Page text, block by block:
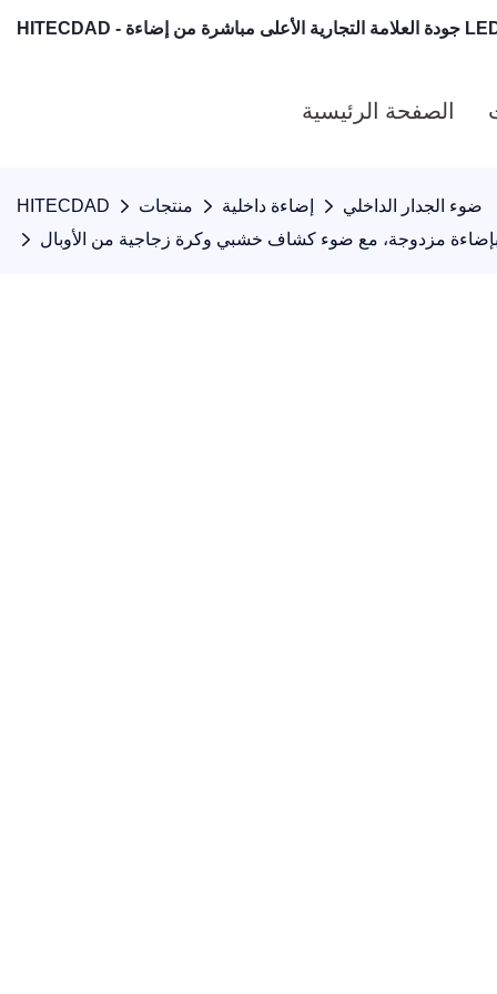
الصفحة الرئيسية
HITECDAD منتجات إضاءة داخلية ضوء الجدار الداخلي